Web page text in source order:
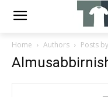
Home Authors Posts